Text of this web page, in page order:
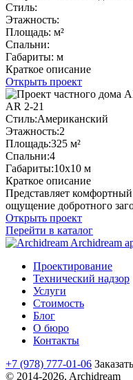
Стиль:
Этажность:
Площадь: м²
Спальни:
Габариты: м
Краткое описание
Открыть проект
AR 2-21
Стиль:Американский
Этажность:2
Площадь:325 м²
Спальни:4
Габариты:10х10 м
Краткое описание
Представляет
ощущение добротного
Открыть проект
Перейти в каталог
Archidream
Проектирование
Технический надзор
Услуги
Стоимость
Блог
О бюро
Контакты
+7 (978) 777-01-06
© 2014-2026, Archidream